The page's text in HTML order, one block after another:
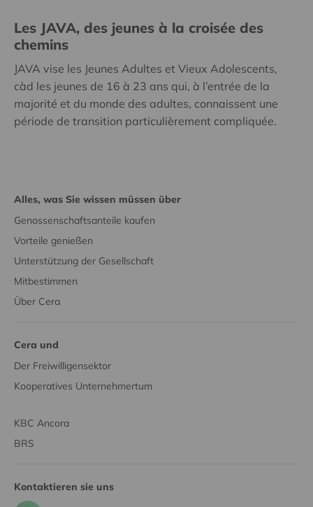
Les JAVA, des jeunes à la croisée des
chemins
JAVA vise les Jeunes Adultes et Vieux Adolescents,
càd les jeunes de 16 à 23 ans qui, à l’entrée de la
majorité et du monde des adultes, connaissent une
période de transition particulièrement compliquée.
Alles, was Sie wissen müssen über
Genossenschaftsanteile kaufen
Vorteile genießen
Unterstützung der Gesellschaft
Mitbestimmen
Über Cera
Cera und
Der Freiwilligensektor
Kooperatives Unternehmertum
KBC Ancora
BRS
Kontaktieren sie uns